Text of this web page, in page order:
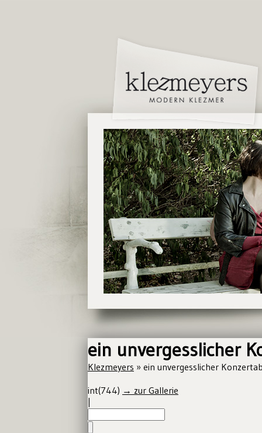
ein unvergesslicher
Klezmeyers » ein unvergesslicher
int(744) → zur Gallerie